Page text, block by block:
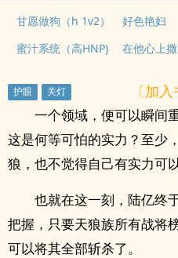
甘愿做狗（h 1v2） 好色艳妇
蜜汁系统（高HNP)
〔加入
一个领域，便可以瞬间
这是何等可怕的实力？至少
狼，也不觉得自己有实力可
也就在这一刻，陆亿终
把握，只要天狼族所有战将
可以将其全部斩杀了。